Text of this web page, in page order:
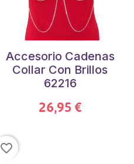
Accesorio Cadenas
Collar Con Brillos
62216
26,95 €
favorite_border